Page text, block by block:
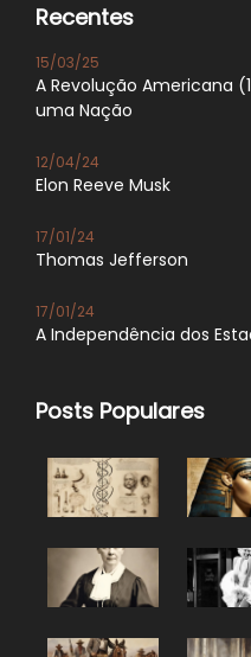
Recentes
15/03/25
A Revolução Americana
uma Nação
12/04/24
Elon Reeve Musk
17/01/24
Thomas Jefferson
17/01/24
A Independência dos
Posts Populares